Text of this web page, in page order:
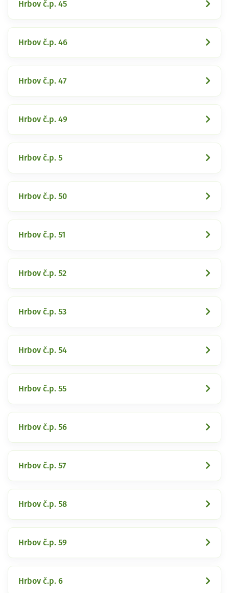
Hrbov č.p. 45
Hrbov č.p. 46
Hrbov č.p. 47
Hrbov č.p. 49
Hrbov č.p. 5
Hrbov č.p. 50
Hrbov č.p. 51
Hrbov č.p. 52
Hrbov č.p. 53
Hrbov č.p. 54
Hrbov č.p. 55
Hrbov č.p. 56
Hrbov č.p. 57
Hrbov č.p. 58
Hrbov č.p. 59
Hrbov č.p. 6